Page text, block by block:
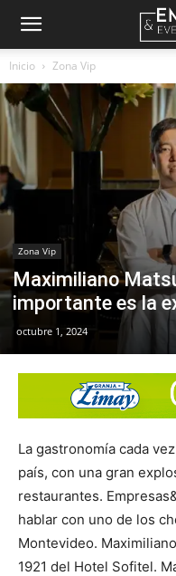
Empresas
&
Eventos
Inicio Zona Vip
Zona Vip
Maximiliano
importante es la
octubre 1, 2024
La gastronomía cada
país, con una gran
restaurantes.
hablar con uno de los
Montevideo.
1921 del Hotel Sofitel.